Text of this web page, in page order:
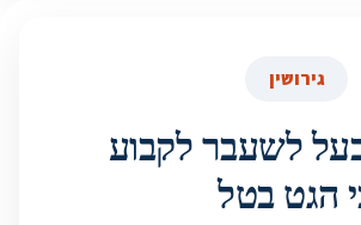
גירושין
לשעבר לקבוע
הגט בטל